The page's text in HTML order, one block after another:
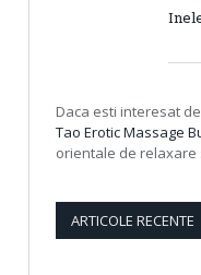
Daca esti interesat
Tao Erotic Massage
orientale de relaxare
ARTICOLE RECENTE